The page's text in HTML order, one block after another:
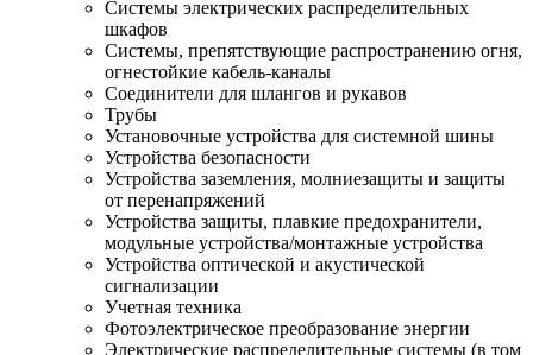
Системы электрических распределительных
шкафов
Системы, препятствующие распространению огня,
огнестойкие кабель-каналы
Соединители для шлангов и рукавов
Трубы
Установочные устройства для системной шины
Устройства безопасности
Устройства заземления, молниезащиты и защиты
от перенапряжений
Устройства защиты, плавкие предохранители,
модульные устройства/монтажные устройства
Устройства оптической и акустической
сигнализации
Учетная техника
Фотоэлектрическое преобразование энергии
Электрические распределительные системы (в том